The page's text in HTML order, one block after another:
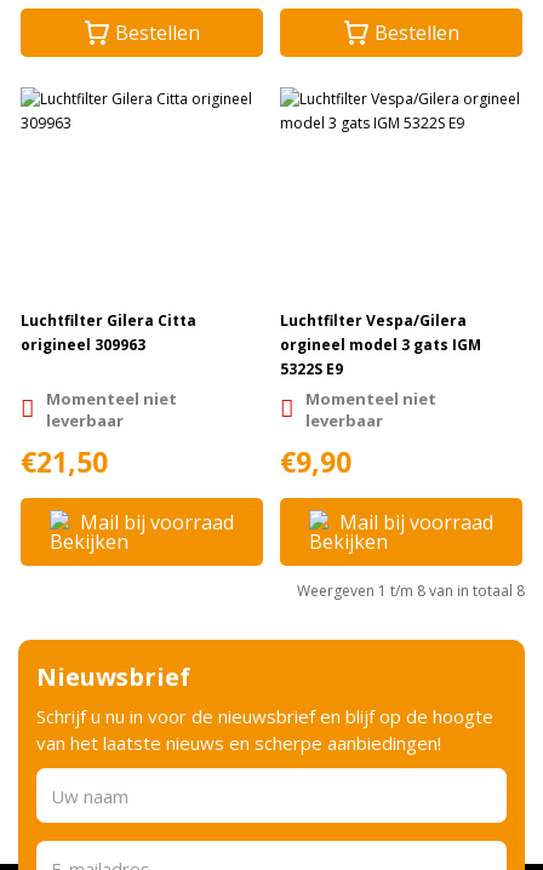
Bestellen Bestellen
Luchtfilter Gilera Citta
origineel 309963
Momenteel niet
leverbaar
€21,50
Mail bij voorraad
Luchtfilter Vespa/Gilera
orgineel model 3 gats IGM
5322S E9
Momenteel niet
leverbaar
€9,90
Mail bij voorraad
Weergeven 1 t/m 8 van in totaal 8
Nieuwsbrief
Schrijf u nu in voor de nieuwsbrief en blijf op de hoogte
van het laatste nieuws en scherpe aanbiedingen!